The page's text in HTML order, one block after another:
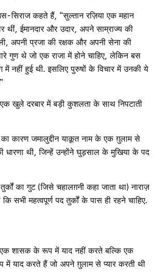
सिराज कहते हैं, “सुल्तान रज़िया एक महान
थीं, ईमानदार और उदार, अपने साम्राज्य की
अपनी प्रजा की रक्षक और अपनी सेना की
गुण थे जो एक राजा में होने चाहिए, लेकिन बस
में नहीं हुई थी. इसलिए पुरुषों के विचार में उनकी ये
एक खुले दरबार में बड़ी कुशलता के साथ निपटाती
कारण जमालुद्दीन याक़ूत नाम के एक ग़ुलाम से
धारणा थी, जिन्हें उन्होंने घुड़साल के मुखिया के पद
का गुट (जिसे चहालग़नी कहा जाता था) नाराज़
सभी महत्वपूर्ण पद तुर्कों के पास ही रहने चाहिए.
शासक के रूप में याद नहीं करते बल्कि एक
याद करते हैं जो अपने ग़ुलाम से प्यार करती थी